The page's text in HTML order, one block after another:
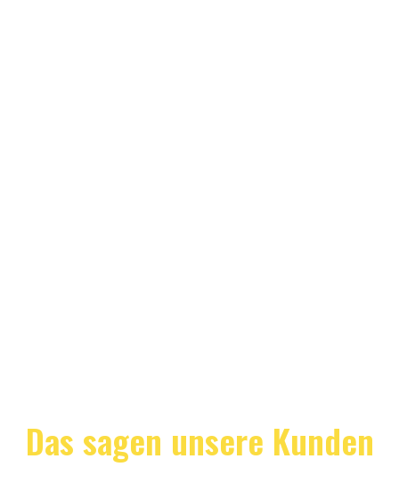
Das sagen unsere Kunden